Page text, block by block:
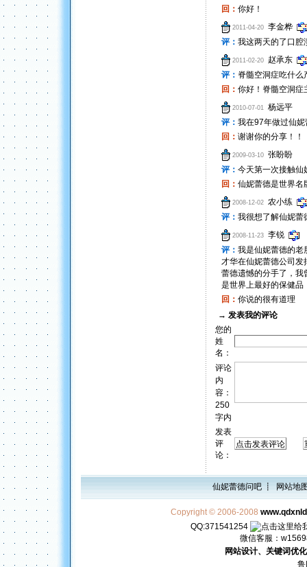
回： 你好！
2011-04-20李金桦
评： 我这两天的了口腔
2011-02-20赵承东
评： 脊髓空洞症吃什么
回： 你好！脊髓空洞症
2010-07-01杨远平
评： 我在97年做过仙
回： 谢谢你的分享！！
2009-03-10张盼盼
评： 今天第一次接触仙
回： 仙妮蕾德是世界名
2008-12-02农小练
评： 我很想了解仙妮蕾
2008-11-23
李锐
评： 我是仙妮蕾德的老
才华在仙妮蕾德公司发
蕾德遗憾的分手了，我
是世界上最好的保健品
回： 你说的很有道理
→ 发表我的评论
您的
姓
名：
评论
内
容：
250
字内
发表
评
论：
仙妮蕾德问吧┋网站地
Copyright © 2006-2008
QQ:371541254
微信客服：
网站设计、关键词优